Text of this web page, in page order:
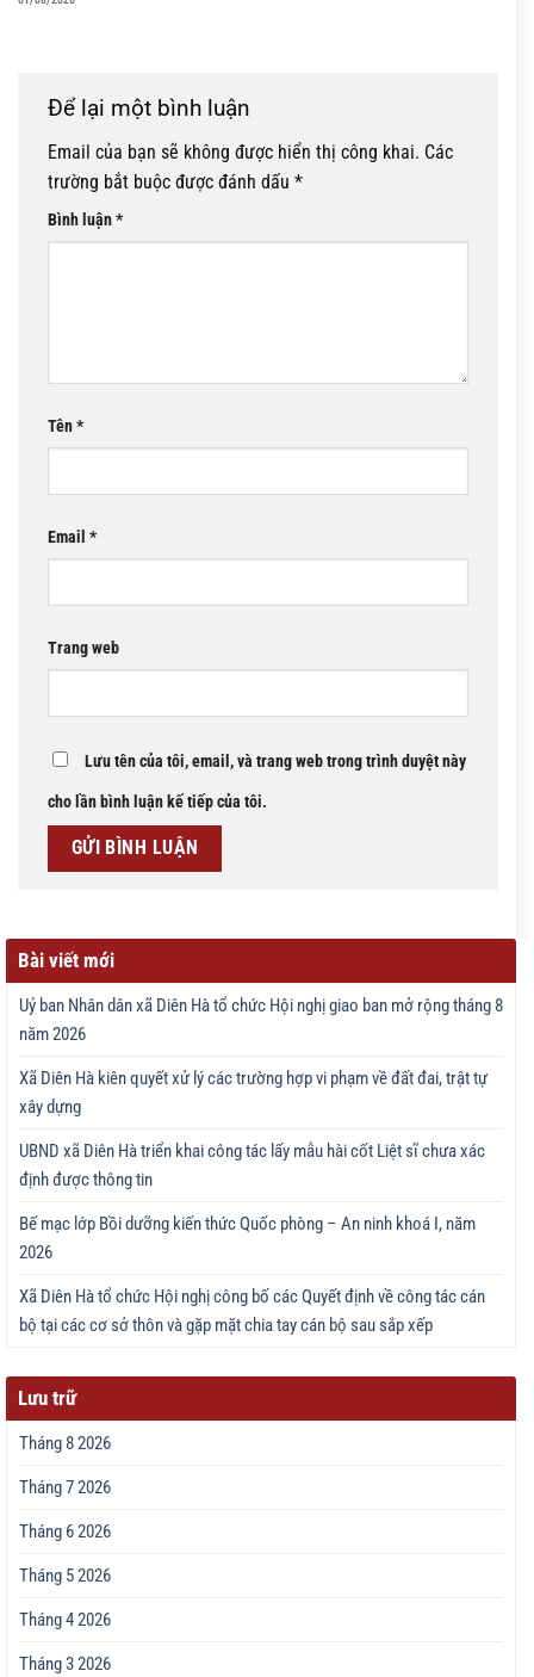
Để lại một bình luận
Email của bạn sẽ không được hiển thị công khai. Các
trường bắt buộc được đánh dấu *
Bình luận*
Tên*
Email *
Trang web
Lưu tên của tôi, email, và trang web trong trình duyệt này
cho lần bình luận kế tiếp của tôi.
Bài viết mới
Uỷ ban Nhân dân xã Diên Hà tổ chức Hội nghị giao ban mở rộng tháng 8
năm 2026
Xã Diên Hà kiên quyết xử lý các trường hợp vi phạm về đất đai, trật tự
xây dựng
UBND xã Diên Hà triển khai công tác lấy mẫu hài cốt Liệt sĩ chưa xác
định được thông tin
Bế mạc lớp Bồi dưỡng kiến thức Quốc phòng – An ninh khoá I, năm
2026
Xã Diên Hà tổ chức Hội nghị công bố các Quyết định về công tác cán
bộ tại các cơ sở thôn và gặp mặt chia tay cán bộ sau sắp xếp
Lưu trữ
Tháng 8 2026
Tháng 7 2026
Tháng 6 2026
Tháng 5 2026
Tháng 4 2026
Tháng 3 2026